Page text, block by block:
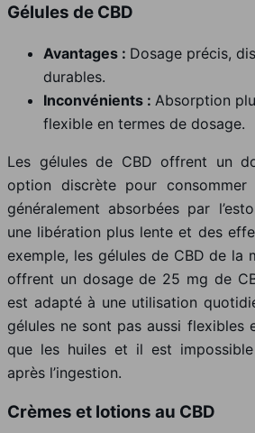
Gélules de CBD
Avantages : Dosage précis,
durables.
Inconvénients : Absorption
flexible en termes de dosage.
Les gélules de CBD offrent un
option discrète pour
généralement absorbées par
une libération plus lente et des
exemple, les gélules de CBD de la
offrent un dosage de 25 mg de
est adapté à une utilisation
gélules ne sont pas aussi flexibles
que les huiles et il est impossible
après l’ingestion.
Crèmes et lotions au CBD